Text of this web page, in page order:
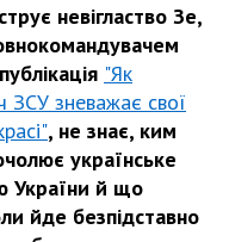
невігластво Зе,
"Як
ЗСУ зневажає свої
, не знає, ким
українське
України й що
йде безпідставно